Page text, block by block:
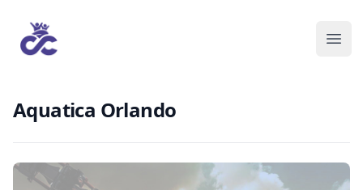
Aquatica Orlando